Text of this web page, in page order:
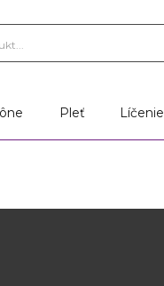
Pleť Líčenie